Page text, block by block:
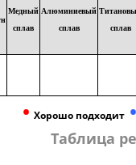
Медный
сплав
Алюминиевый
сплав
сплав
• Хорошо подходит •
Таблица